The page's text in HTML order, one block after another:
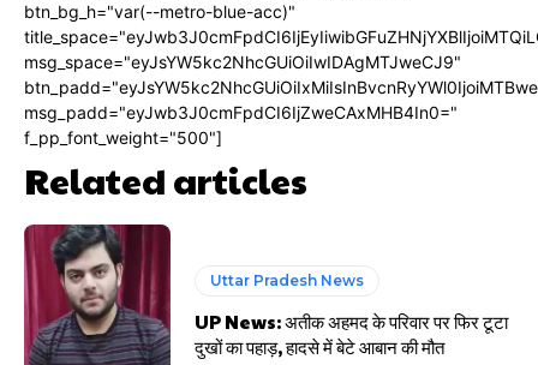
btn_bg_h="var(--metro-blue-acc)"
msg_space="eyJsYW5kc2NhcGUiOiIwIDAgMTJweCJ9"
msg_padd="eyJwb3J0cmFpdCI6IjZweCAxMHB4In0="
f_pp_font_weight="500"]
Related articles
Uttar Pradesh News
UP News: अतीक अहमद के परिवार पर फिर टूटा
दुखों का पहाड़, हादसे में बेटे आबान की मौत